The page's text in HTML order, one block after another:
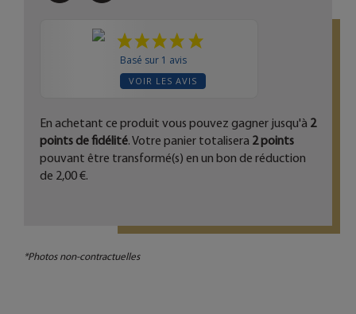
Basé sur 1 avis
VOIR LES AVIS
En achetant ce produit vous pouvez gagner jusqu'à 2
points de fidélité. Votre panier totalisera 2points
pouvant être transformé(s) en un bon de réduction
de 2,00 €.
*Photos non-contractuelles